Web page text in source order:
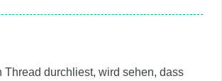
Thread durchliest, wird sehen, dass